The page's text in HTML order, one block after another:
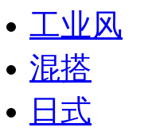
工业风
混搭
日式